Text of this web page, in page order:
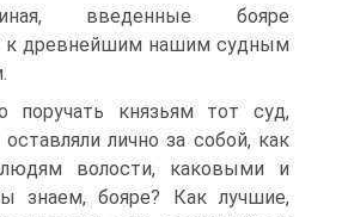
введенные бояре
к древнейшим нашим судным
поручать князьям тот суд,
лично за собой, как
волости, каковыми и
знаем, бояре? Как лучшие,